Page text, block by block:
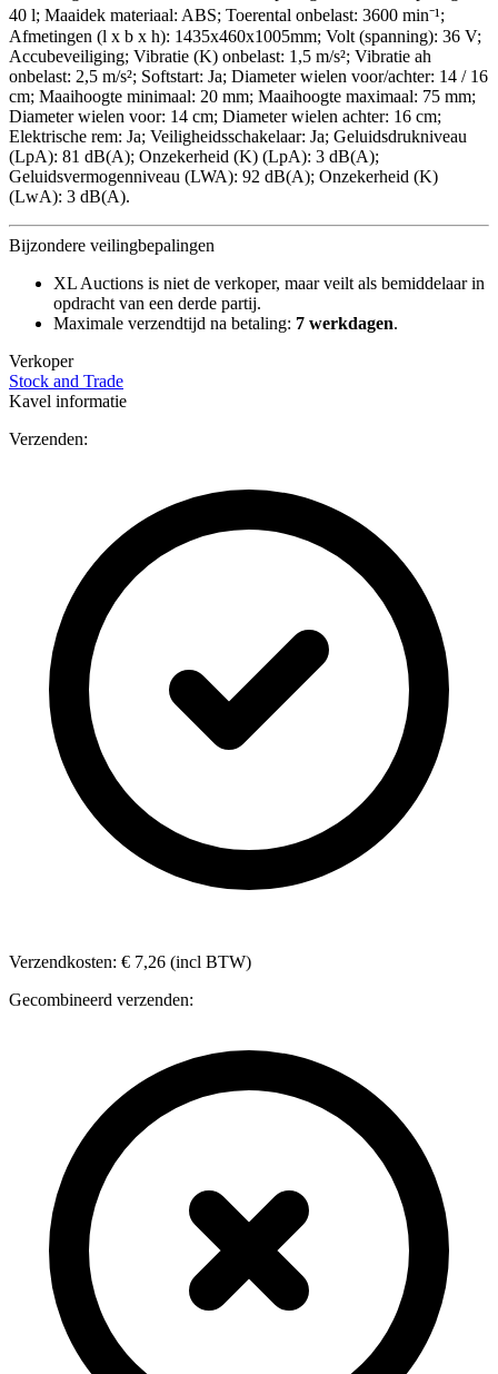
40 l; Maaidek materiaal: ABS; Toerental onbelast: 3600 min⁻¹;
Afmetingen (l x b x h): 1435x460x1005mm; Volt (spanning): 36 V;
Accubeveiliging; Vibratie (K) onbelast: 1,5 m/s²; Vibratie ah
onbelast: 2,5 m/s²; Softstart: Ja; Diameter wielen voor/achter: 14 / 16
cm; Maaihoogte minimaal: 20 mm; Maaihoogte maximaal: 75 mm;
Diameter wielen voor: 14 cm; Diameter wielen achter: 16 cm;
Elektrische rem: Ja; Veiligheidsschakelaar: Ja; Geluidsdrukniveau
(LpA): 81 dB(A); Onzekerheid (K) (LpA): 3 dB(A);
Geluidsvermogenniveau (LWA): 92 dB(A); Onzekerheid (K)
(LwA): 3 dB(A).
Bijzondere veilingbepalingen
XL Auctions is niet de verkoper, maar veilt als bemiddelaar in
opdracht van een derde partij.
Maximale verzendtijd na betaling: 7 werkdagen.
Verkoper
Stock and Trade
Kavel informatie
Verzenden:
Verzendkosten: € 7,26 (incl BTW)
Gecombineerd verzenden: